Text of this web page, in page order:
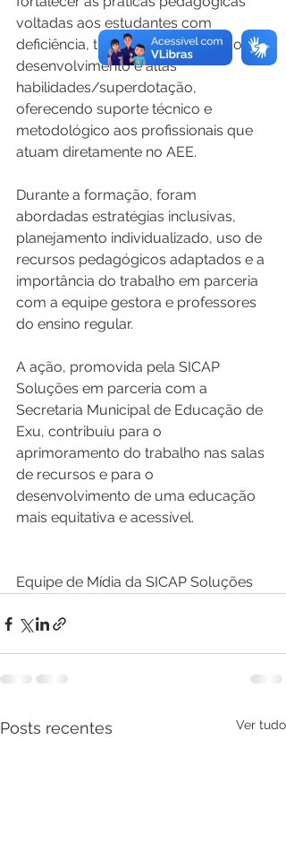
voltadas aos estudantes com
deficiência, transtornos globais do
desenvolvimento e altas
habilidades/superdotação,
oferecendo suporte técnico e
metodológico aos profissionais que
atuam diretamente no AEE.
Durante a formação, foram
abordadas estratégias inclusivas,
planejamento individualizado, uso de
recursos pedagógicos adaptados e a
importância do trabalho em parceria
com a equipe gestora e professores
do ensino regular.
A ação, promovida pela SICAP
Soluções em parceria com a
Secretaria Municipal de Educação de
Exu, contribuiu para o
aprimoramento do trabalho nas salas
de recursos e para o
desenvolvimento de uma educação
mais equitativa e acessível.
Equipe de Mídia da SICAP Soluções
Posts recentes Ver tudo